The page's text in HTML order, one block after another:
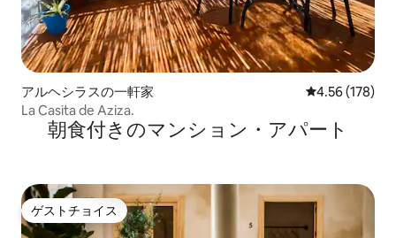
アルヘシラスの一軒家 レビュー178
4.56 (178)
La Casita de Aziza.
朝食付きのマンション・アパート
ゲストチョイス
ゲストチョイス